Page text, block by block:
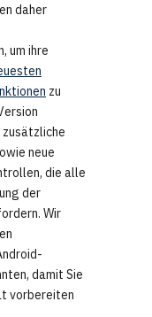
daher
um ihre
zu
neue
die alle
der
Wir
damit Sie
vorbereiten